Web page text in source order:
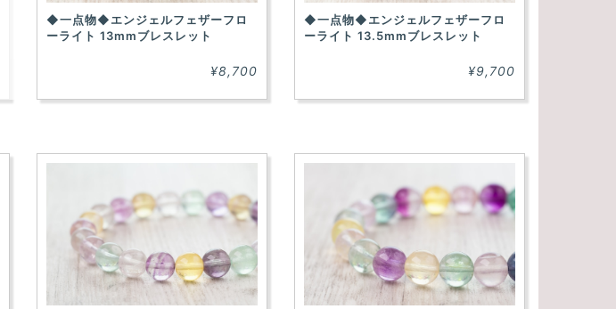
◆一点物◆エンジェルフェザーフロ
ーライト 13mmブレスレット
¥8,700
◆一点物◆エンジェルフェザーフロ
ーライト 13.5mmブレスレット
¥9,700